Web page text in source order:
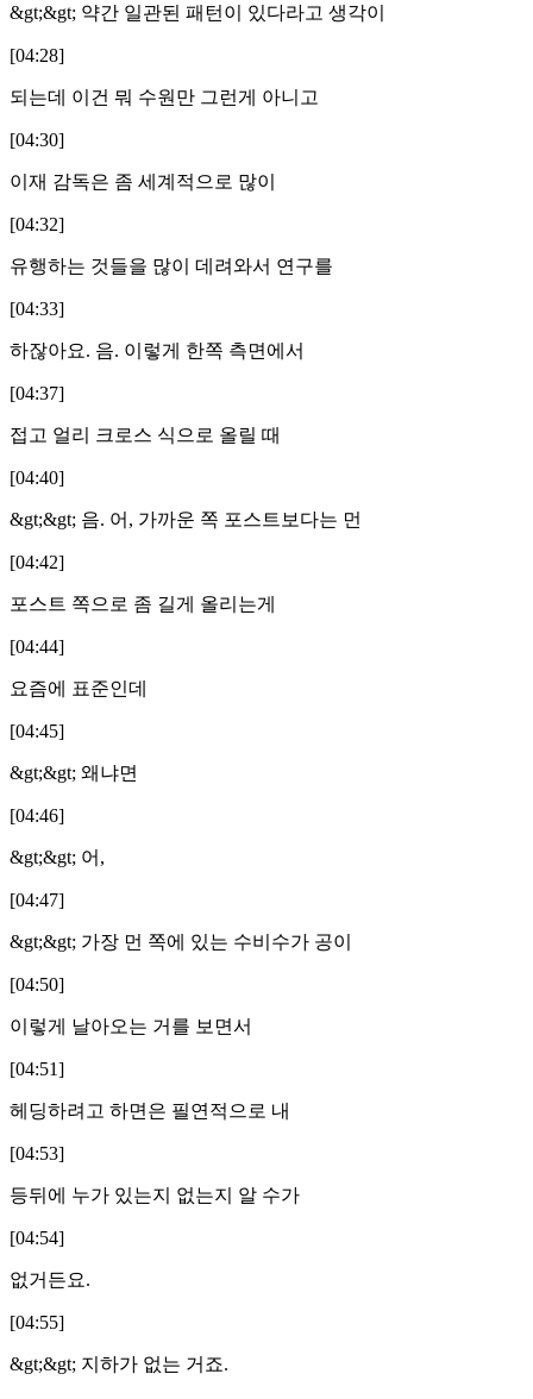
&gt;&gt; 약간 일관된 패턴이 있다라고 생각이
[04:28]
되는데 이건 뭐 수원만 그런게 아니고
[04:30]
이재 감독은 좀 세계적으로 많이
[04:32]
유행하는 것들을 많이 데려와서 연구를
[04:33]
하잖아요. 음. 이렇게 한쪽 측면에서
[04:37]
접고 얼리 크로스 식으로 올릴 때
[04:40]
&gt;&gt; 음. 어, 가까운 쪽 포스트보다는 먼
[04:42]
포스트 쪽으로 좀 길게 올리는게
[04:44]
요즘에 표준인데
[04:45]
&gt;&gt; 왜냐면
[04:46]
&gt;&gt; 어,
[04:47]
&gt;&gt; 가장 먼 쪽에 있는 수비수가 공이
[04:50]
이렇게 날아오는 거를 보면서
[04:51]
헤딩하려고 하면은 필연적으로 내
[04:53]
등뒤에 누가 있는지 없는지 알 수가
[04:54]
없거든요.
[04:55]
&gt;&gt; 지하가 없는 거죠.